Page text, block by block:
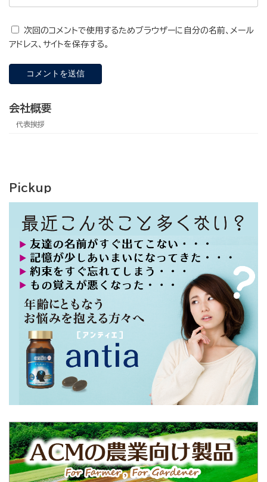
次回のコメントで使用するためブラウザーに自分の名前、メール
アドレス、サイトを保存する。
会社概要
代表挨拶
Pickup